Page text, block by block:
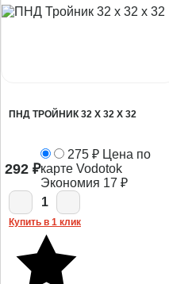
ПНД ТРОЙНИК 32 Х 32 Х 32
292 ₽
275 ₽ Цена по
карте Vodotok
Экономия 17 ₽
1
Купить в 1 клик